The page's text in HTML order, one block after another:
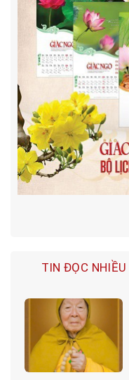
TIN ĐỌC NHIỀU